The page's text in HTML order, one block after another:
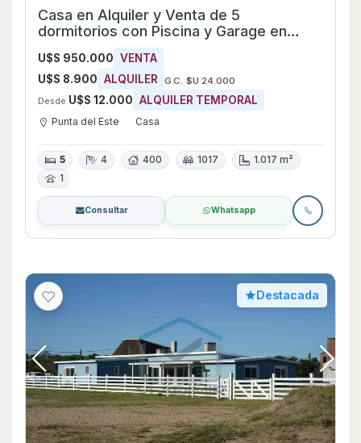
Casa en Alquiler y Venta de 5
dormitorios con Piscina y Garage en
Punta del Este, Maldonado
U$S 950.000 VENTA
U$S 8.900 ALQUILER
G.C. $U 24.000
Desde U$S 12.000 ALQUILER TEMPORAL
Punta del Este Casa
5 4 400 1017
1.017 m²
1
Consultar Whatsapp
Destacada